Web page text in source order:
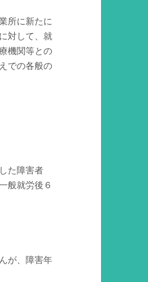
所に新たに
対して、就
機関等との
での各般の
た障害者
般就労後６
が、障害年